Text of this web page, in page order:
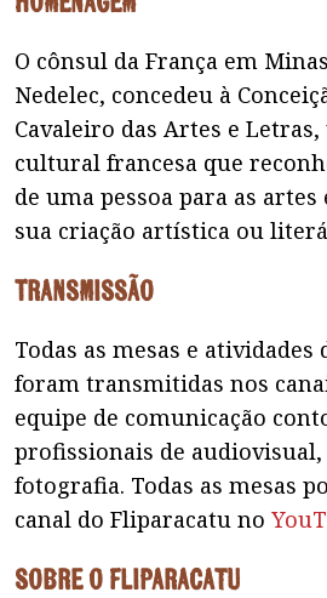
O cônsul da França em
Nedelec, concedeu à
Cavaleiro das Artes e
cultural francesa que
de uma pessoa para as artes
sua criação artística ou
Transmissão
Todas as mesas e atividades
foram transmitidas nos
equipe de comunicação
profissionais de
fotografia. Todas as mesas
canal do Fliparacatu no
Sobre o Fliparacatu